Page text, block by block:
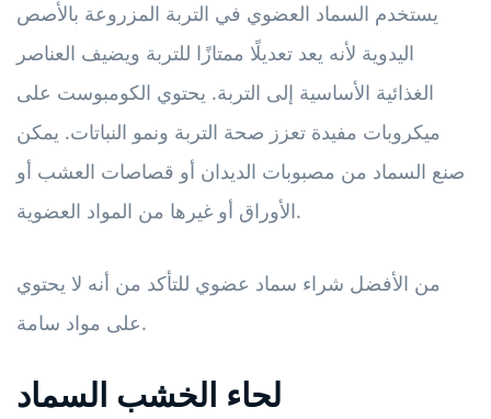
يستخدم السماد العضوي في التربة المزروعة بالأصص
اليدوية لأنه يعد تعديلًا ممتازًا للتربة ويضيف العناصر
الغذائية الأساسية إلى التربة. يحتوي الكومبوست على
ميكروبات مفيدة تعزز صحة التربة ونمو النباتات. يمكن
صنع السماد من مصبوبات الديدان أو قصاصات العشب أو
الأوراق أو غيرها من المواد العضوية.
من الأفضل شراء سماد عضوي للتأكد من أنه لا يحتوي
على مواد سامة.
لحاء الخشب السماد